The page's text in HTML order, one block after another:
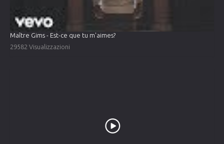
Maître Gims - Est-ce que tu m'aimes?
29582 Visualizzazioni